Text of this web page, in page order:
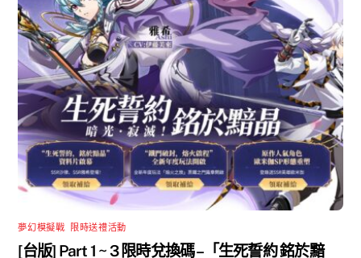
夢幻模擬戰 限時送禮活動
[台版] Part 1 ~ 3 限時兌換碼 –「生死誓約 銘於黯